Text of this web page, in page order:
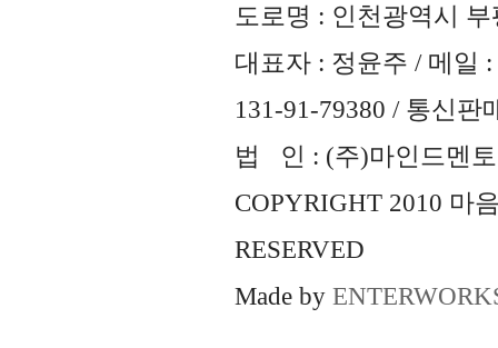
도로명 : 인천광역시
대표자 : 정윤주 / 메일 :
131-91-79380 / 통신판
법 인 : (주)마인드멘토
COPYRIGHT 2010 마
RESERVED
Made by